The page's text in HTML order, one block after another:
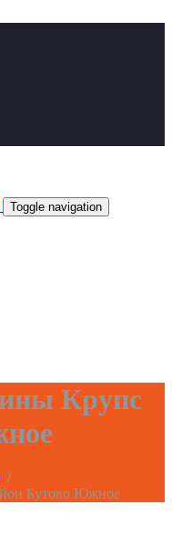
Toggle navigation
Крупс
/
Бутово Южное